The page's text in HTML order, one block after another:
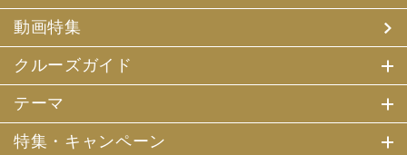
(4) 特典サービスの提供
(5) 統計資料の作成
にお客様の個人情報を利用させていただくことがありま
す。
個人情報について、本人確認、本人との連絡その他、採
す。
動画特集
クルーズガイド
テーマ
特集・キャンペーン